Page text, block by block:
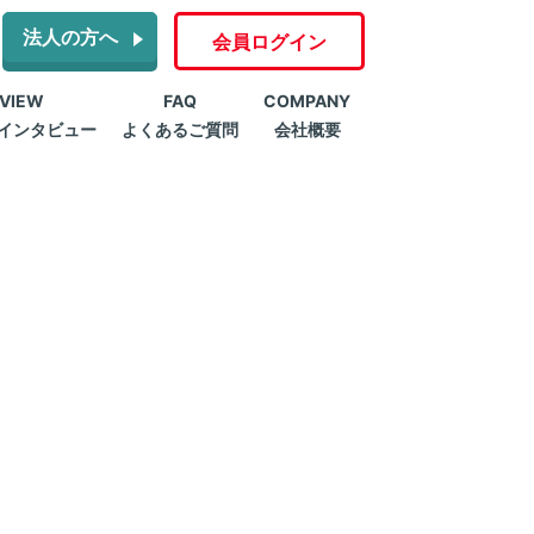
法人の方へ 会員ログイン
ンタビュー
FAQ
よくあるご質問
COMPANY
会社概要